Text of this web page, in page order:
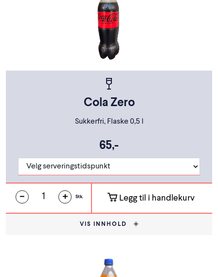
Cola Zero
Sukkerfri, Flaske 0,5 l
65,-
Stk. Legg til i handlekurv
VIS INNHOLD